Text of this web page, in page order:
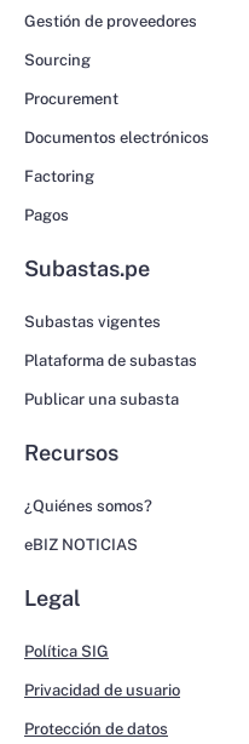
Gestión de proveedores
Sourcing
Procurement
Documentos electrónicos
Factoring
Pagos
Subastas.pe
Subastas vigentes
Plataforma de subastas
Publicar una subasta
Recursos
¿Quiénes somos?
eBIZ NOTICIAS
Legal
Política SIG
Privacidad de usuario
Protección de datos